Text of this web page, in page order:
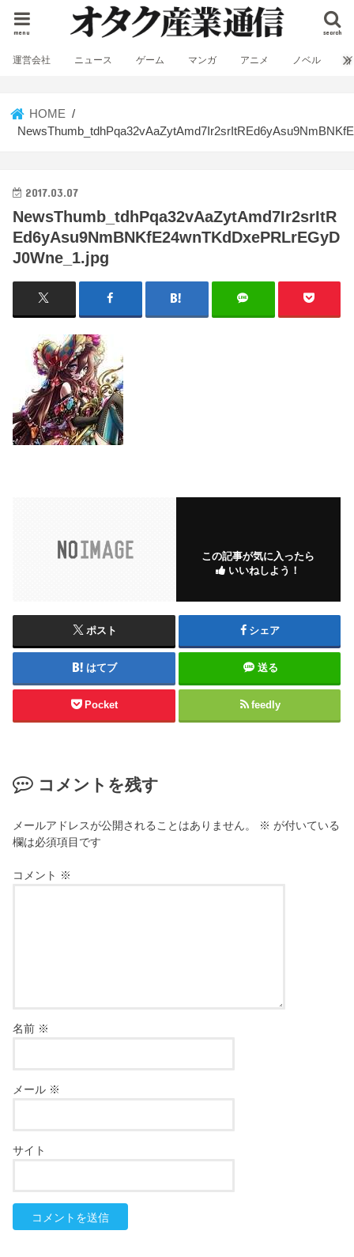
search
menu
運営会社 ニュース ゲーム マンガ アニメ ノベル
HOME
2017.03.07
NewsThumb_tdhPqa32vAaZytAmd7Ir2srItR
Ed6yAsu9NmBNKfE24wnTKdDxePRLrEGyD
J0Wne_1.jpg
この記事が気に入ったら
いいねしよう！
ポスト シェア
はてブ 送る
Pocket feedly
コメントを残す
メールアドレスが公開されることはありません。 ※ が付いている
欄は必須項目です
コメント ※
名前 ※
メール ※
サイト